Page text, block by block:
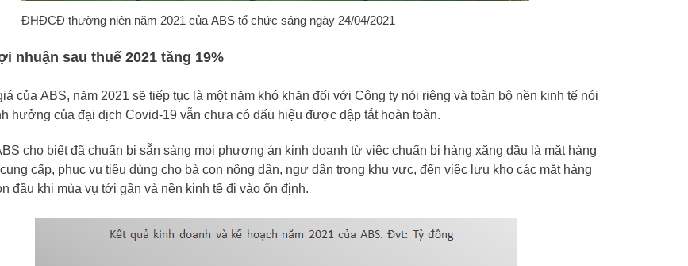
ĐHĐCĐ thường niên năm 2021 củaABS tổ chức sáng ngày 24/04/2021
nhuận sau thuế 2021 tăng 19%
củaABS, năm 2021 sẽ tiếp tục là một năm khó khăn đối với Công ty nói riêng và toàn bộ nền kinh tế nói
hưởng của đại dịch Covid-19 vẫn chưa có dấu hiệu được dập tắt hoàn toàn.
cho biết đã chuẩn bị sẵn sàng mọi phương án kinh doanh từ việc chuẩn bị hàng xăng dầu là mặt hàng
cấp, phục vụ tiêu dùng cho bà con nông dân, ngư dân trong khu vực, đến việc lưu kho các mặt hàng
đầu khi mùa vụ tới gần và nền kinh tế đi vào ổn định.